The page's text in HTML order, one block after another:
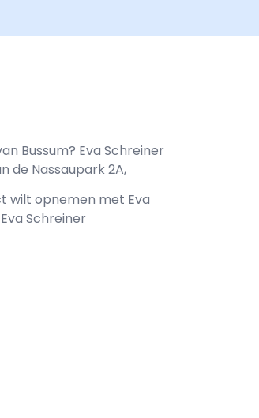
Bussum? Eva Schreiner
de Nassaupark 2A,
wilt opnemen met Eva
Schreiner